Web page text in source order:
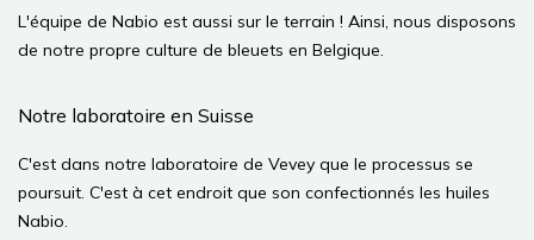
L'équipe de Nabio est aussi sur le terrain ! Ainsi, nous disposons
de notre propre culture de bleuets en Belgique.
Notre laboratoire en Suisse
C'est dans notre laboratoire de Vevey que le processus se
poursuit. C'est à cet endroit que son confectionnés les huiles
Nabio.